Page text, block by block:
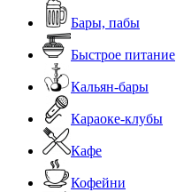
Бары, пабы
Быстрое питание
Кальян-бары
Караоке-клубы
Кафе
Кофейни